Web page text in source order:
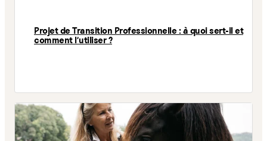
Projet de Transition Professionnelle : à quoi sert-il et
comment l'utiliser ?